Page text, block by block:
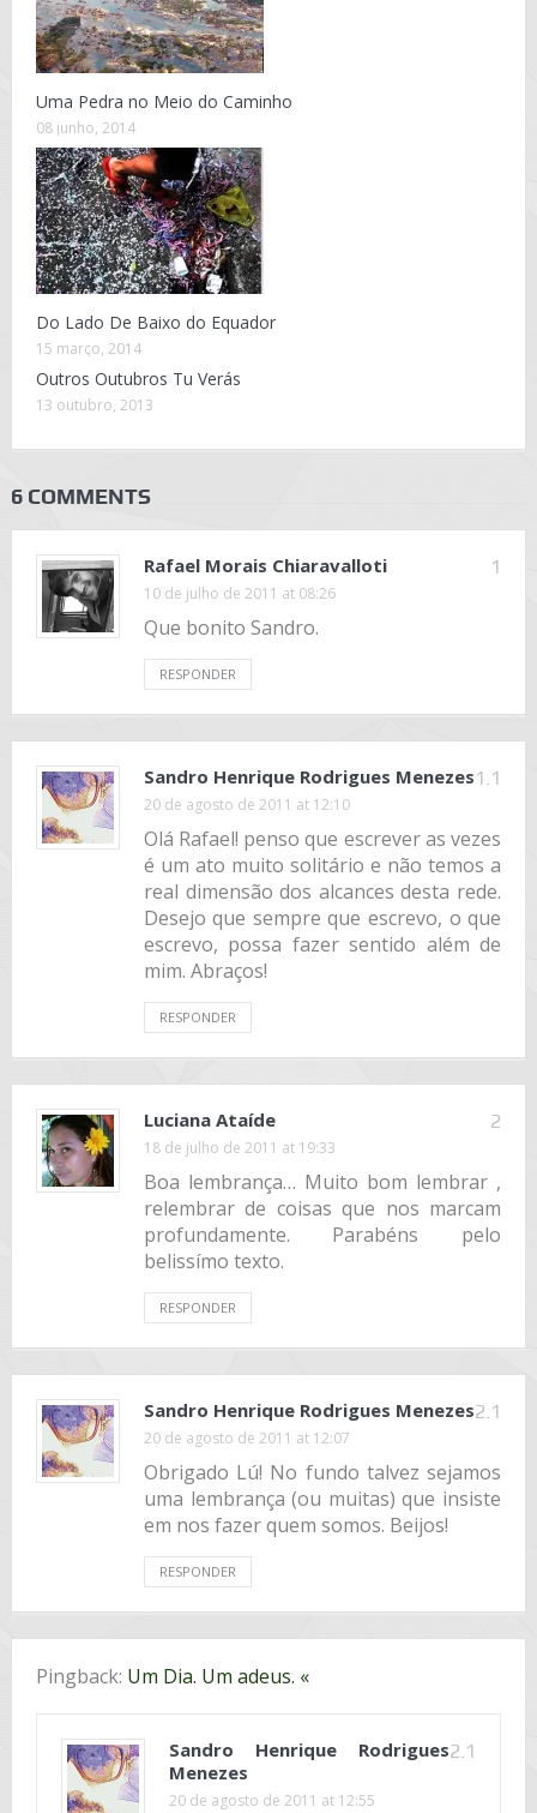
Uma Pedra no Meio do Caminho
08 junho, 2014
Do Lado De Baixo do Equador
15 março, 2014
Outros Outubros Tu Verás
13 outubro, 2013
6 COMMENTS
1
Rafael Morais Chiaravalloti
10 de julho de 2011 at 08:26
Que bonito Sandro.
RESPONDER
1.1
Sandro Henrique Rodrigues Menezes
20 de agosto de 2011 at 12:10
Olá Rafael! penso que escrever as vezes
é um ato muito solitário e não temos a
real dimensão dos alcances desta rede.
Desejo que sempre que escrevo, o que
escrevo, possa fazer sentido além de
mim. Abraços!
RESPONDER
2
Luciana Ataíde
18 de julho de 2011 at 19:33
Boa lembrança… Muito bom lembrar ,
relembrar de coisas que nos marcam
profundamente. Parabéns pelo
belissímo texto.
RESPONDER
2.1
Sandro Henrique Rodrigues Menezes
20 de agosto de 2011 at 12:07
Obrigado Lú! No fundo talvez sejamos
uma lembrança (ou muitas) que insiste
em nos fazer quem somos. Beijos!
RESPONDER
Pingback: Um Dia. Um adeus. «
2.1
Sandro Henrique Rodrigues
Menezes
20 de agosto de 2011 at 12:55